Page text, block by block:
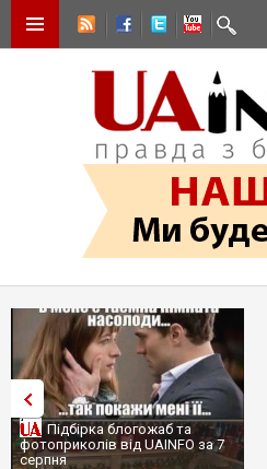
Підбірка блогожаб та
фотоприколів від UAINFO за 7
серпня